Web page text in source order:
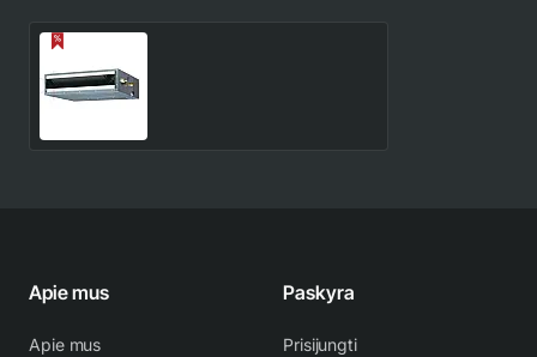
Apie mus
Apie mus
Paskyra
Prisijungti